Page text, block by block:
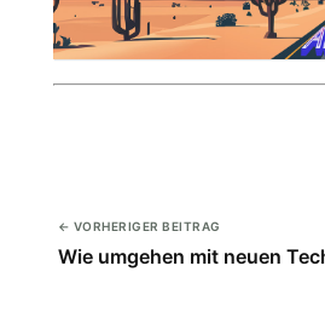
← VORHERIGER BEITRAG
Wie umgehen mit neuen